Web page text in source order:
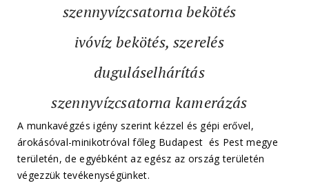
szennyvízcsatorna bekötés
ivóvíz bekötés, szerelés
duguláselhárítás
szennyvízcsatorna kamerázás
A munkavégzés igény szerint kézzel és gépi erővel,
árokásóval-minikotróval főleg Budapest és Pest megye
területén, de egyébként az egész az ország területén
végezzük tevékenységünket.